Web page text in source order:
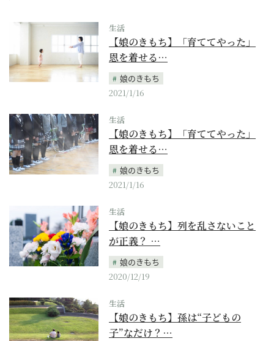
生活
【娘のきもち】「育ててやった」
恩を着せる…
娘のきもち
2021/1/16
生活
【娘のきもち】「育ててやった」
恩を着せる…
娘のきもち
2021/1/16
生活
【娘のきもち】列を乱さないこと
が正義？ …
娘のきもち
2020/12/19
生活
【娘のきもち】孫は“子どもの
子”なだけ？…